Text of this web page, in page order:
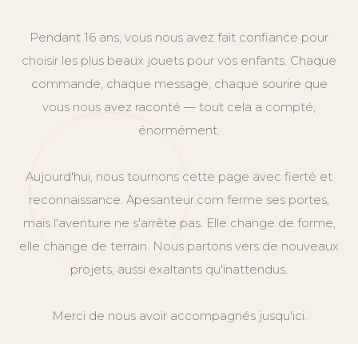
Pendant 16 ans, vous nous avez fait confiance pour
choisir les plus beaux jouets pour vos enfants. Chaque
commande, chaque message, chaque sourire que
vous nous avez raconté — tout cela a compté,
énormément.
Aujourd'hui, nous tournons cette page avec fierté et
reconnaissance. Apesanteur.com ferme ses portes,
mais l'aventure ne s'arrête pas. Elle change de forme,
elle change de terrain. Nous partons vers de nouveaux
projets, aussi exaltants qu'inattendus.
Merci de nous avoir accompagnés jusqu'ici.